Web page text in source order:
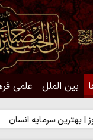
بین الملل علمی
انسان حدیث